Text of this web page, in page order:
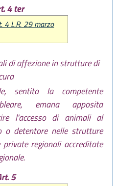
4 ter
4 L.R. 29 marzo
di affezione in strutture di
sentita la competente
emana apposita
l'accesso di animali al
o detentore nelle strutture
regionali accreditate
5